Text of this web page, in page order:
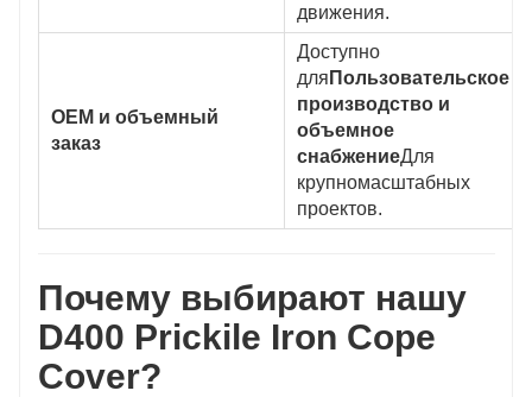
движения.
OEM и объемный
заказ
Доступно
для Пользовательское
производство и
объемное
снабжениеДля
крупномасштабных
проектов.
Почему выбирают нашу
D400 Prickile Iron Cope
Cover?